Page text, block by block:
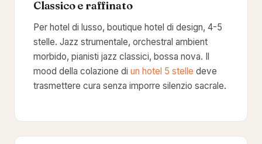
Classico e raffinato
Per hotel di lusso, boutique hotel di design, 4-5
stelle. Jazz strumentale, orchestral ambient
morbido, pianisti jazz classici, bossa nova. Il
mood della colazione di un hotel 5 stelle deve
trasmettere cura senza imporre silenzio sacrale.